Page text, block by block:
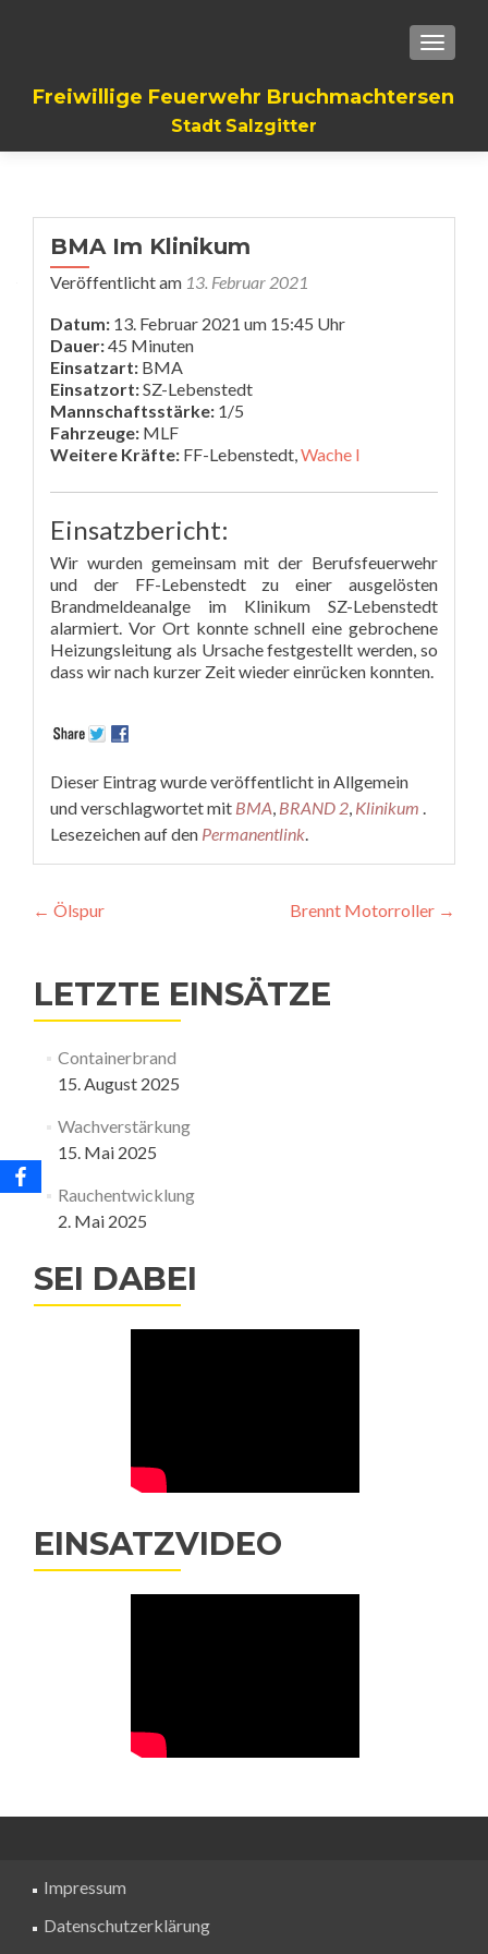
Freiwillige Feuerwehr Bruchmachtersen
Stadt Salzgitter
BMA Im Klinikum
Veröffentlicht am 13. Februar 2021
Datum: 13. Februar 2021 um 15:45 Uhr
Dauer:45 Minuten
Einsatzart: BMA
Einsatzort:SZ-Lebenstedt
Mannschaftsstärke: 1/5
Fahrzeuge: MLF
Weitere Kräfte: FF-Lebenstedt,Wache I
Einsatzbericht:
Wir wurden gemeinsam mit der Berufsfeuerwehr
und der FF-Lebenstedt zu einer ausgelösten
Brandmeldeanalge im Klinikum SZ-Lebenstedt
alarmiert. Vor Ort konnte schnell eine gebrochene
Heizungsleitung als Ursache festgestellt werden, so
dass wir nach kurzer Zeit wieder einrücken konnten.
Dieser Eintrag wurde veröffentlicht in Allgemein
und verschlagwortet mit BMA, BRAND 2, Klinikum .
Lesezeichen auf den Permanentlink.
Beitragsnavigation
← Ölspur Brennt Motorroller →
LETZTE EINSÄTZE
Containerbrand
15. August 2025
Wachverstärkung
15. Mai 2025
Rauchentwicklung
2. Mai 2025
SEI DABEI
EINSATZVIDEO
Impressum
Datenschutzerklärung